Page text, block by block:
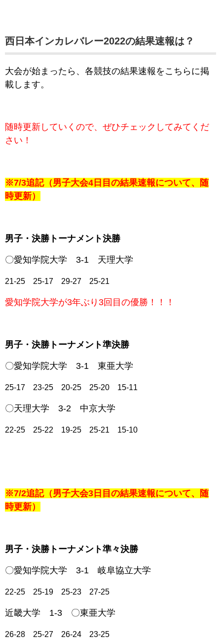
西日本インカレバレー2022の結果速報は？
大会が始まったら、各競技の結果速報をこちらに掲
載します。
随時更新していくので、ぜひチェックしてみてくだ
さい！
※7/3追記（男子大会4日目の結果速報について、随
時更新）
男子・決勝トーナメント決勝
〇愛知学院大学 3-1 天理大学
21-25 25-17 29-27 25-21
愛知学院大学が3年ぶり3回目の優勝！！！
男子・決勝トーナメント準決勝
〇愛知学院大学 3-1 東亜大学
25-17 23-25 20-25 25-20 15-11
〇天理大学 3-2 中京大学
22-25 25-22 19-25 25-21 15-10
※7/2追記（男子大会3日目の結果速報について、随
時更新）
男子・決勝トーナメント準々決勝
〇愛知学院大学 3-1 岐阜協立大学
22-25 25-19 25-23 27-25
近畿大学 1-3 〇東亜大学
26-28 25-27 26-24 23-25